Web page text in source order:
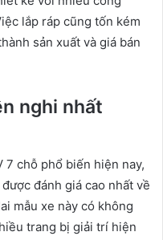
lắp ráp cũng tốn kém
sản xuất và giá bán
nghi nhất
7 chỗ phổ biến hiện nay,
đánh giá cao nhất về
mẫu xe này có không
trang bị giải trí hiện